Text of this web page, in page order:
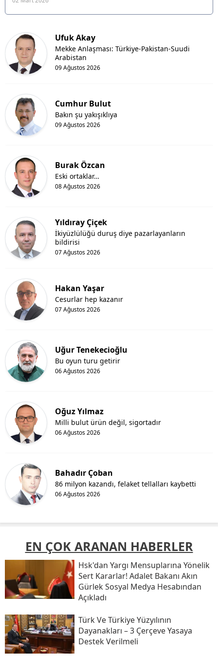
Ufuk Akay
09 Ağustos 2026
Mekke Anlaşması: Türkiye-Pakistan-Suudi
Arabistan
Cumhur Bulut
09 Ağustos 2026
Bakın şu yakışıklıya
Burak Özcan
08 Ağustos 2026
Eski ortaklar…
Yıldıray Çiçek
07 Ağustos 2026
İkiyüzlülüğü duruş diye pazarlayanların
bildirisi
Hakan Yaşar
07 Ağustos 2026
Cesurlar hep kazanır
Uğur Tenekecioğlu
06 Ağustos 2026
Bu oyun turu getirir
Oğuz Yılmaz
06 Ağustos 2026
Milli bulut ürün değil, sigortadır
Bahadır Çoban
06 Ağustos 2026
86 milyon kazandı, felaket tellalları kaybetti
EN ÇOK ARANAN HABERLER
Hsk'dan Yargı Mensuplarına Yönelik
Sert Kararlar! Adalet Bakanı Akın
Gürlek Sosyal Medya Hesabından
Açıkladı
Türk Ve Türkiye Yüzyılının
Dayanakları – 3 Çerçeve Yasaya
Destek Verilmeli